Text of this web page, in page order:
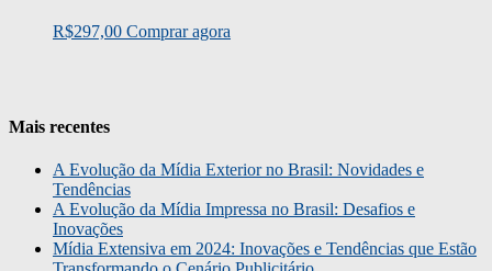
R$297,00 Comprar agora
Mais recentes
A Evolução da Mídia Exterior no Brasil: Novidades e
Tendências
A Evolução da Mídia Impressa no Brasil: Desafios e
Inovações
Mídia Extensiva em 2024: Inovações e Tendências que Estão